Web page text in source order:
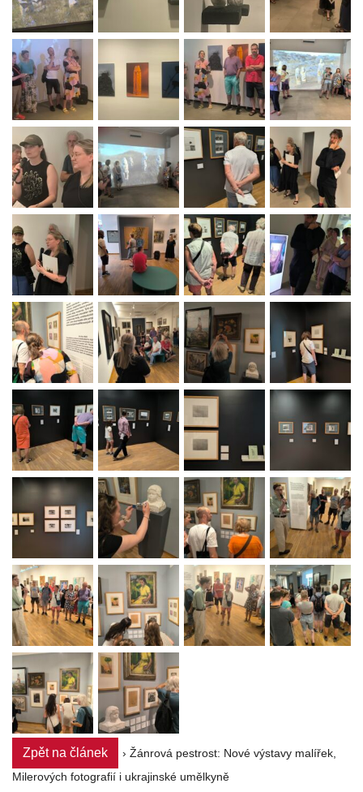
Zpět na článek
› Žánrová pestrost: Nové výstavy malířek,
Milerových fotografií i ukrajinské umělkyně